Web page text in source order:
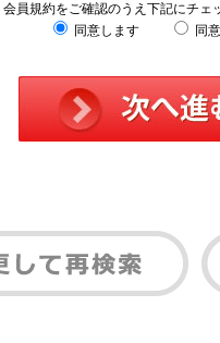
会員規約をご確認のうえ下記にチェ
同意します
同